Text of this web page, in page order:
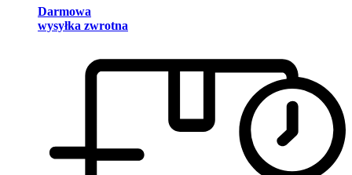
Darmowa
wysyłka zwrotna